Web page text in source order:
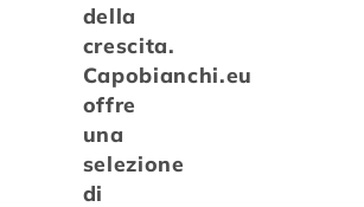
della
crescita.
Capobianchi.eu
offre
una
selezione
di